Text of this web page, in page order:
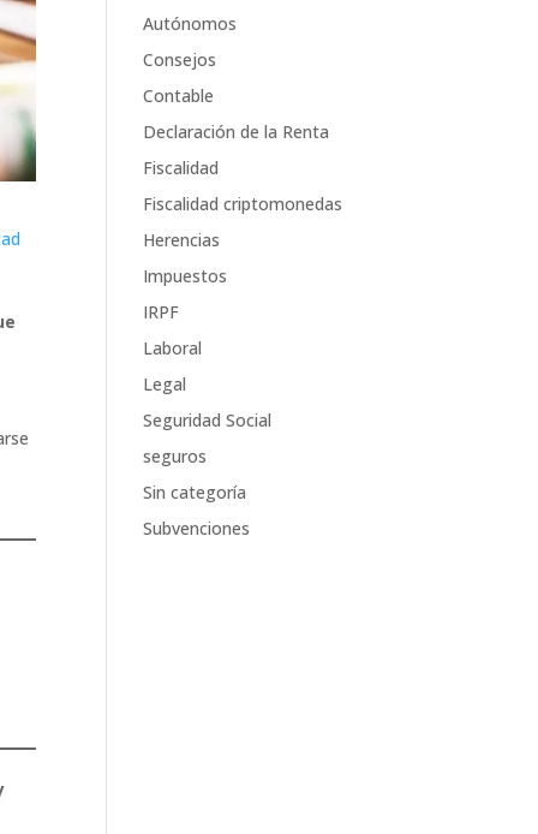
Autónomos
Consejos
Contable
Declaración de la Renta
Fiscalidad
Fiscalidad criptomonedas
Herencias
Impuestos
IRPF
Laboral
Legal
Seguridad Social
seguros
Sin categoría
Subvenciones